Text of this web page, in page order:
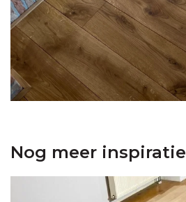
Nog meer inspiratie